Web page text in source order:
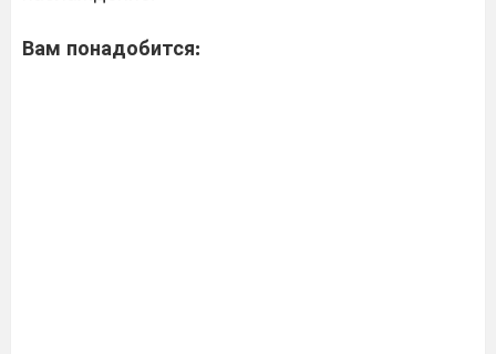
Вам понадобится: